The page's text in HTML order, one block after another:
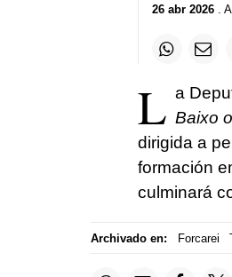
26 abr 2026.
L a
Baixo
dirigida a
formación
culminará
Archivado en: Forcarei